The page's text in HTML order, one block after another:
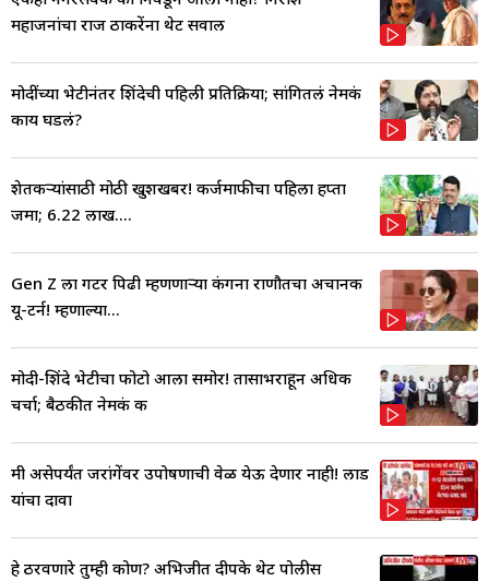
महाजनांचा राज ठाकरेंना थेट सवाल
मोदींच्या भेटीनंतर शिंदेची पहिली प्रतिक्रिया; सांगितलं नेमकं
काय घडलं?
शेतकऱ्यांसाठी मोठी खुशखबर! कर्जमाफीचा पहिला हप्ता
जमा; 6.22 लाख....
Gen Z ला गटर पिढी म्हणणाऱ्या कंगना राणौतचा अचानक
यू-टर्न! म्हणाल्या...
मोदी-शिंदे भेटीचा फोटो आला समोर! तासाभराहून अधिक
चर्चा; बैठकीत नेमकं क
मी असेपर्यंत जरांगेंवर उपोषणाची वेळ येऊ देणार नाही! लाड
यांचा दावा
हे ठरवणारे तुम्ही कोण? अभिजीत दीपके थेट पोलीस